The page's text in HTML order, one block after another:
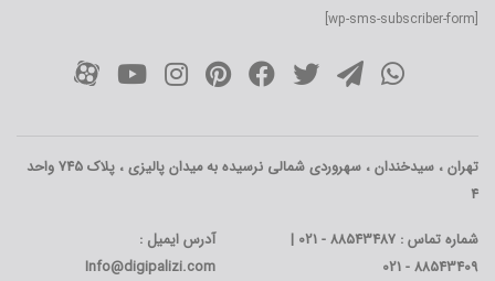
[wp-sms-subscriber-form]
تهران ، سیدخندان ، سهروردی شمالی نرسیده به میدان پالیزی ، پلاک 745 واحد
4
شماره تماس : 88543487 - 021 |
88543409 - 021
آدرس ایمیل :
Info@digipalizi.com